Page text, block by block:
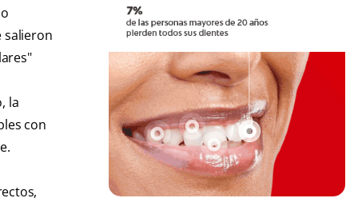
salieron
la
con